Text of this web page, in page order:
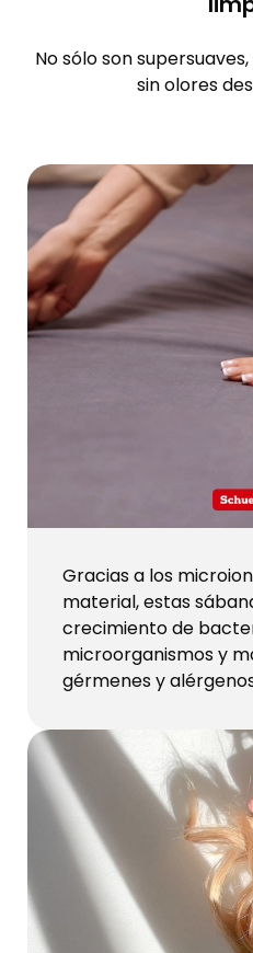
No sólo son
sin olores
Gracias a los
material, estas
crecimiento de
microorganismos y
gérmenes y